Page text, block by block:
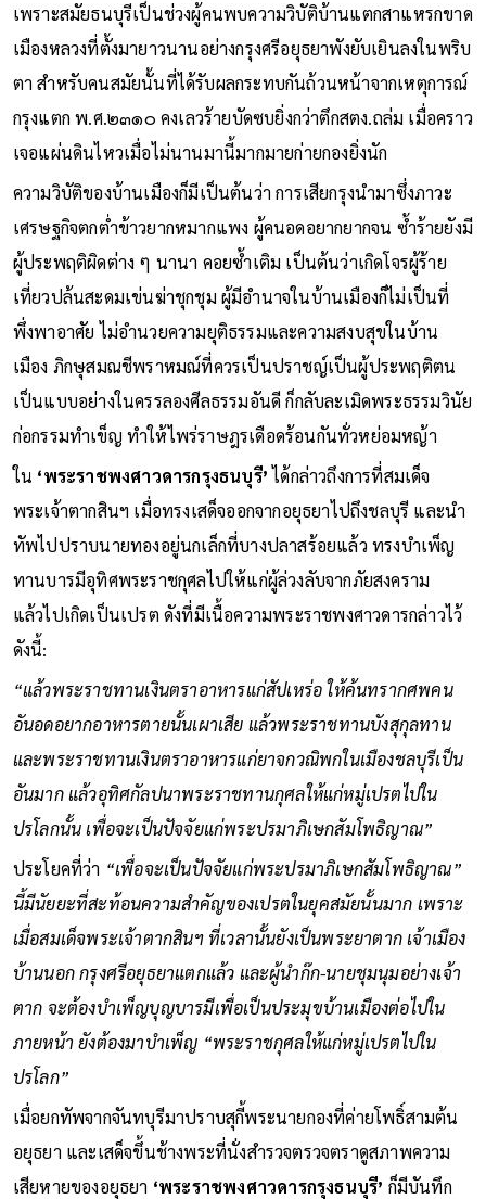
เพราะสมัยธนบุรีเป็นช่วงผู้คนพบความวิบัติบ้านแตกสาแหรกขาด
เมืองหลวงที่ตั้งมายาวนานอย่างกรุงศรีอยุธยาพังยับเยินลงในพริบ
ตา สำหรับคนสมัยนั้นที่ได้รับผลกระทบกันถ้วนหน้าจากเหตุการณ์
กรุงแตก พ.ศ.๒๓๑๐ คงเลวร้ายบัดซบยิ่งกว่าตึกสตง.ถล่ม เมื่อคราว
เจอแผ่นดินไหวเมื่อไม่นานมานี้มากมายก่ายกองยิ่งนัก
ความวิบัติของบ้านเมืองก็มีเป็นต้นว่า การเสียกรุงนำมาซึ่งภาวะ
เศรษฐกิจตกต่ำข้าวยากหมากแพง ผู้คนอดอยากยากจน ซ้ำร้ายยังมี
ผู้ประพฤติผิดต่าง ๆ นานา คอยซ้ำเติม เป็นต้นว่าเกิดโจรผู้ร้าย
เที่ยวปล้นสะดมเข่นฆ่าชุกชุม ผู้มีอำนาจในบ้านเมืองก็ไม่เป็นที่
พึ่งพาอาศัย ไม่อำนวยความยุติธรรมและความสงบสุขในบ้าน
เมือง ภิกษุสมณชีพราหมณ์ที่ควรเป็นปราชญ์เป็นผู้ประพฤติตน
เป็นแบบอย่างในครรลองศีลธรรมอันดี ก็กลับละเมิดพระธรรมวินัย
ก่อกรรมทำเข็ญ ทำให้ไพร่ราษฎรเดือดร้อนกันทั่วหย่อมหญ้า
ใน ‘พระราชพงศาวดารกรุงธนบุรี’ได้กล่าวถึงการที่สมเด็จ
พระเจ้าตากสินฯ เมื่อทรงเสด็จออกจากอยุธยาไปถึงชลบุรี และนำ
ทัพไปปราบนายทองอยู่นกเล็กที่บางปลาสร้อยแล้ว ทรงบำเพ็ญ
ทานบารมีอุทิศพระราชกุศลไปให้แก่ผู้ล่วงลับจากภัยสงคราม
แล้วไปเกิดเป็นเปรต ดังที่มีเนื้อความพระราชพงศาวดารกล่าวไว้
ดังนี้:
“แล้วพระราชทานเงินตราอาหารแก่สัปเหร่อ ให้ค้นทรากศพคน
อันอดอยากอาหารตายนั้นเผาเสีย แล้วพระราชทานบังสุกุลทาน
และพระราชทานเงินตราอาหารแก่ยาจกวณิพกในเมืองชลบุรีเป็น
อันมาก แล้วอุทิศกัลปนาพระราชทานกุศลให้แก่หมู่เปรตไปใน
ปรโลกนั้น เพื่อจะเป็นปัจจัยแก่พระปรมาภิเษกสัมโพธิญาณ”
ประโยคที่ว่า “เพื่อจะเป็นปัจจัยแก่พระปรมาภิเษกสัมโพธิญาณ”
นี้มีนัยยะที่สะท้อนความสำคัญของเปรตในยุคสมัยนั้นมาก เพราะ
เมื่อสมเด็จพระเจ้าตากสินฯ ที่เวลานั้นยังเป็นพระยาตาก เจ้าเมือง
บ้านนอก กรุงศรีอยุธยาแตกแล้ว และผู้นำก๊ก-นายชุมนุมอย่างเจ้า
ตาก จะต้องบำเพ็ญบุญบารมีเพื่อเป็นประมุขบ้านเมืองต่อไปใน
ภายหน้า ยังต้องมาบำเพ็ญ “พระราชกุศลให้แก่หมู่เปรตไปใน
ปรโลก”
เมื่อยกทัพจากจันทบุรีมาปราบสุกี้พระนายกองที่ค่ายโพธิ์สามต้น
อยุธยา และเสด็จขึ้นช้างพระที่นั่งสำรวจตรวจตราดูสภาพความ
เสียหายของอยุธยา ‘พระราชพงศาวดารกรุงธนบุรี’ ก็มีบันทึก